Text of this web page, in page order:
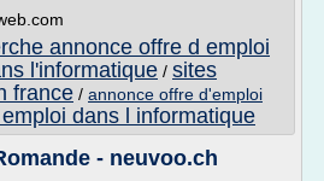
annonce offre d emploi
l'informatique / sites
france / annonce offre d'emploi
dans l informatique
- neuvoo.ch